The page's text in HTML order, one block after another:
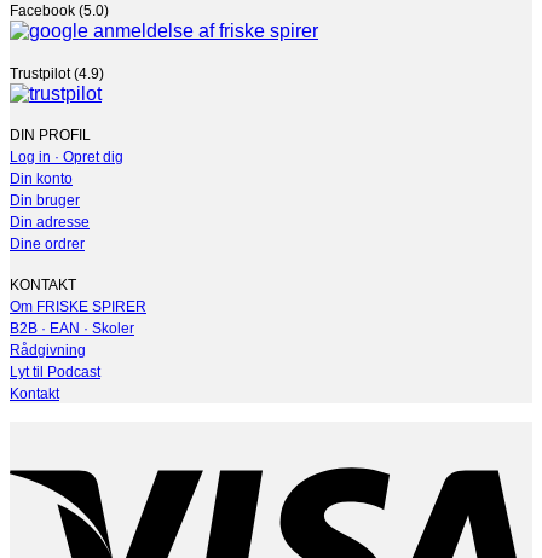
Facebook (5.0)
Trustpilot (4.9)
DIN PROFIL
Log in · Opret dig
Din konto
Din bruger
Din adresse
Dine ordrer
KONTAKT
Om FRISKE SPIRER
B2B · EAN · Skoler
Rådgivning
Lyt til Podcast
Kontakt